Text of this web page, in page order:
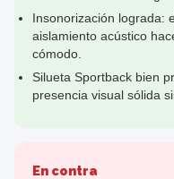
Insonorización lograda:
aislamiento acústico
cómodo.
Silueta Sportback bien
presencia visual sólida
En contra